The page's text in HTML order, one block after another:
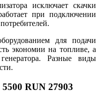
исключает скачки
при подключении
для подачи
экономии на топливе, а
Разные виды
RUN 27903